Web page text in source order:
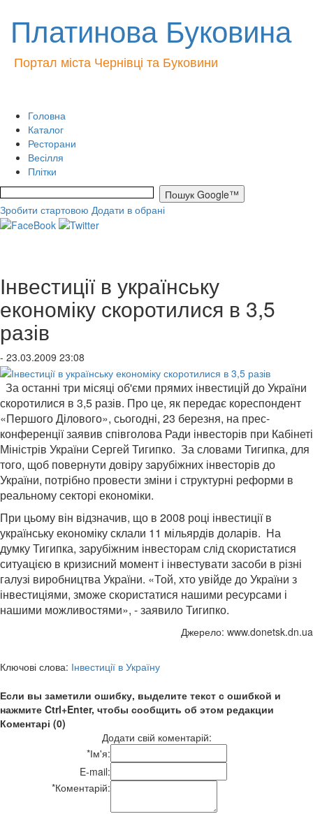
Платинова Буковина
Портал міста Чернівці та Буковини
Головна
Каталог
Ресторани
Весілля
Плітки
Зробити стартовою Додати в обрані
Інвестиції в українську
економіку скоротилися в 3,5
разів
- 23.03.2009 23:08
За останні три місяці об'єми прямих інвестицій до України
скоротилися в 3,5 разів. Про це, як передає кореспондент
«Першого Ділового», сьогодні, 23 березня, на прес-
конференції заявив співголова Ради інвесторів при Кабінеті
Міністрів України Сергей Тигипко. За словами Тигипка, для
того, щоб повернути довіру зарубіжних інвесторів до
України, потрібно провести зміни і структурні реформи в
реальному секторі економіки.
При цьому він відзначив, що в 2008 році інвестиції в
українську економіку склали 11 мільярдів доларів. На
думку Тигипка, зарубіжним інвесторам слід скористатися
ситуацією в кризисний момент і інвестувати засоби в різні
галузі виробництва України. «Той, хто увійде до України з
інвестиціями, зможе скористатися нашими ресурсами і
нашими можливостями», - заявило Тигипко.
Джерело: www.donetsk.dn.ua
Ключові слова: Інвестиції в Україну
Если вы заметили ошибку, выделите текст с ошибкой и
нажмите Ctrl+Enter, чтобы сообщить об этом редакции
Коментарі (0)
Додати свій коментарій:
*Ім'я:
E-mail:
*Коментарій: